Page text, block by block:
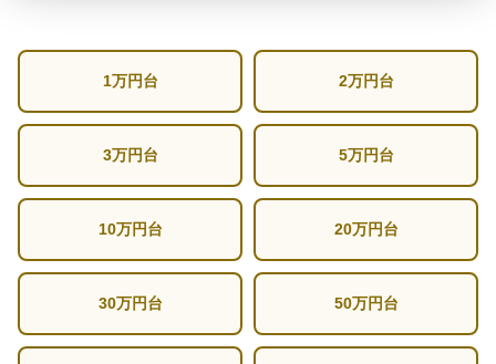
1万円台 2万円台
3万円台 5万円台
10万円台 20万円台
30万円台 50万円台